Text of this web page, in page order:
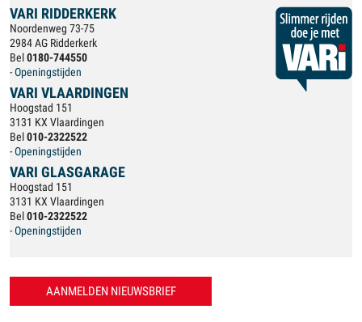
VARI RIDDERKERK
Noordenweg 73-75
2984 AG Ridderkerk
Bel 0180-744550
- Openingstijden
VARI VLAARDINGEN
Hoogstad 151
3131 KX Vlaardingen
Bel 010-2322522
- Openingstijden
VARI GLASGARAGE
Hoogstad 151
3131 KX Vlaardingen
Bel 010-2322522
- Openingstijden
AANMELDEN NIEUWSBRIEF